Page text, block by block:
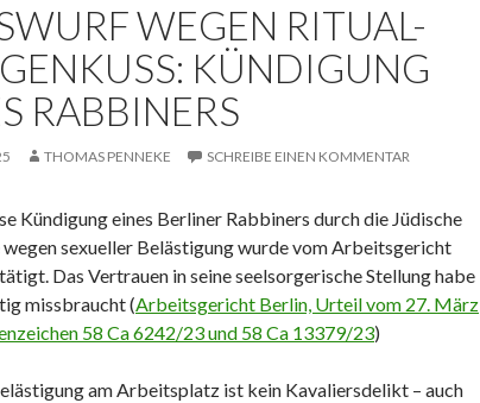
WEGEN RITUAL-
KÜNDIGUNG
RABBINERS
THOMAS PENNEKE SCHREIBE EINEN KOMMENTAR
Kündigung eines Berliner Rabbiners durch die Jüdische
wegen sexueller Belästigung wurde vom Arbeitsgericht
Das Vertrauen in seine seelsorgerische Stellung habe
missbraucht (Arbeitsgericht Berlin, Urteil vom 27. März
58 Ca 6242/23 und 58 Ca 13379/23)
am Arbeitsplatz ist kein Kavaliersdelikt – auch